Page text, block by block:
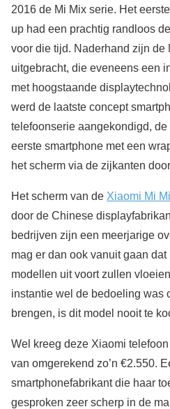
2016 de Mi Mix serie. Het
up had een prachtig randloos
voor die tijd. Naderhand zijn de
uitgebracht, die eveneens een
met hoogstaande
werd de laatste concept
telefoonserie aangekondigd, de
eerste smartphone met een
het scherm via de zijkanten
Het scherm van de Xiaomi Mi
door de Chinese
bedrijven zijn een meerjarige
mag er dan ook vanuit gaan
modellen uit voort zullen
instantie wel de bedoeling was
brengen, is dit model nooit te
Wel kreeg deze Xiaomi
van omgerekend zo’n €2.550.
smartphonefabrikant die haar
gesproken zeer scherp in de